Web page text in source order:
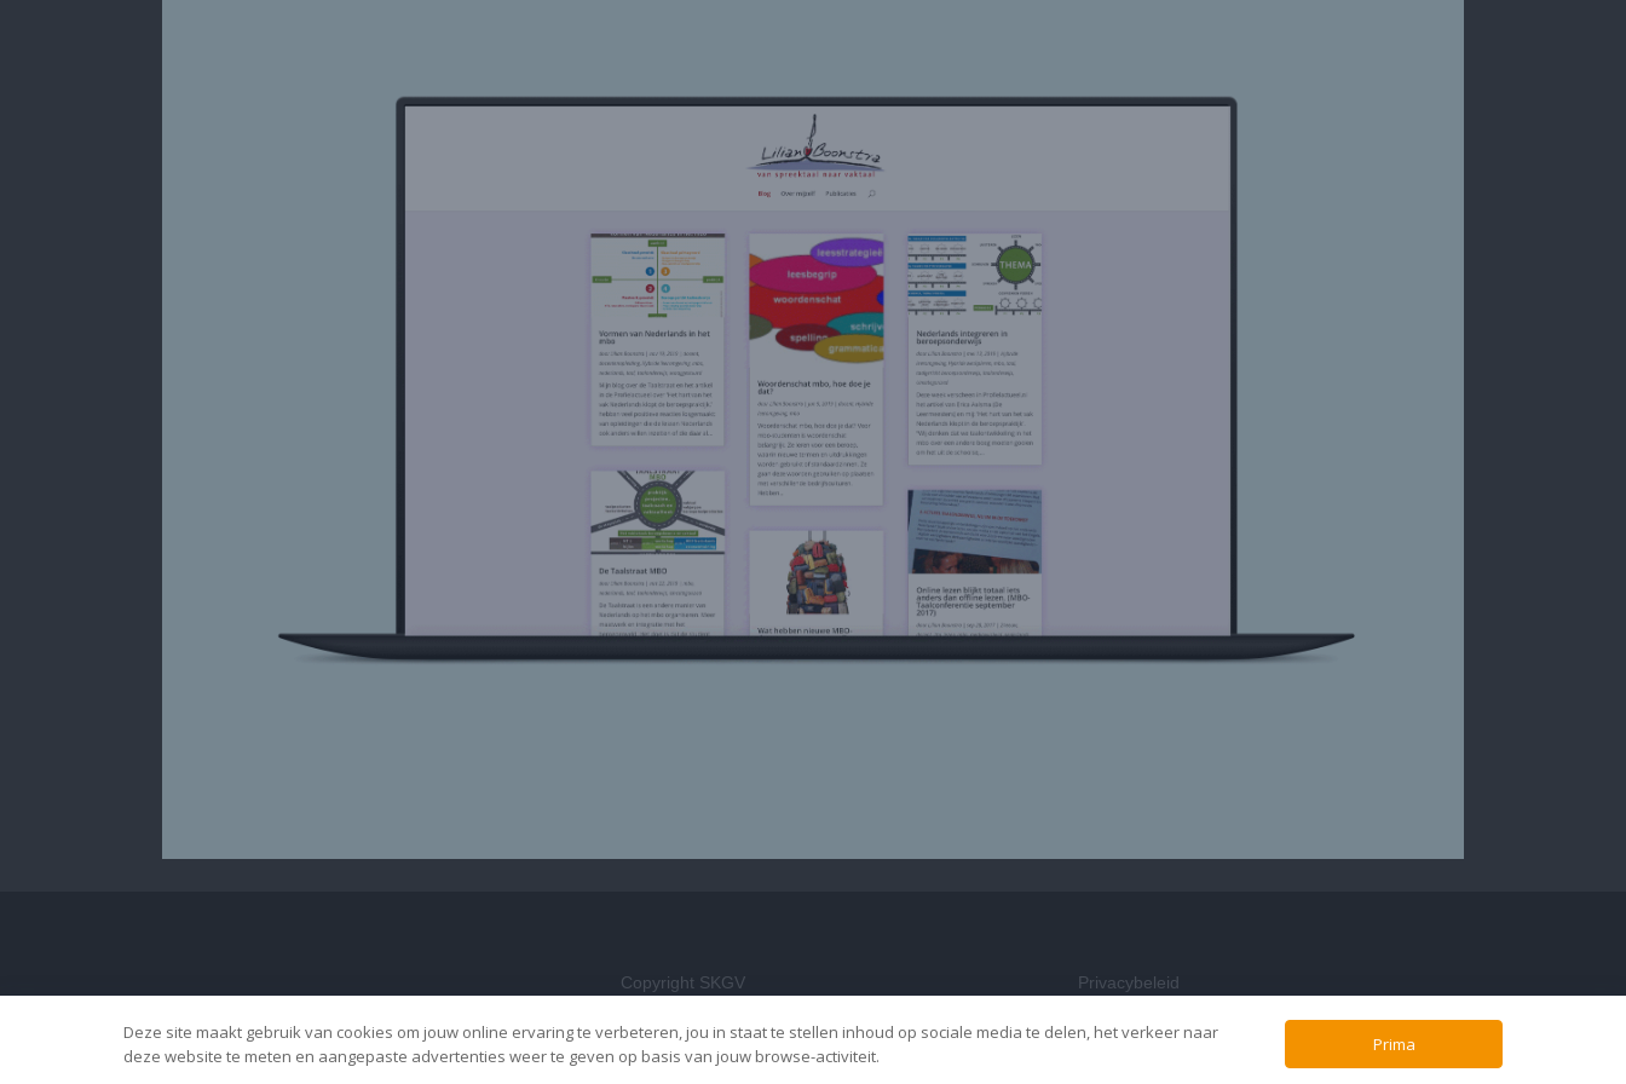
Copyright SKGV Privacybeleid
Deze site maakt gebruik van cookies om jouw online ervaring te verbeteren, jou in staat te stellen inhoud op sociale media te delen, het verkeer naar
deze website te meten en aangepaste advertenties weer te geven op basis van jouw browse-activiteit.
Prima